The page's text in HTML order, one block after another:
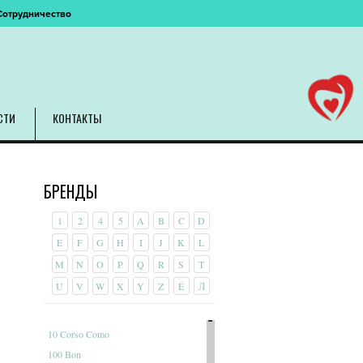
КОНТАКТЫ
БРЕНДЫ
1 2 4 5 A B C
D
E
F G H I J K
L
M
N O P Q R S
T
U
V W X Y Z É Л
10 Corso Como
100 Bon